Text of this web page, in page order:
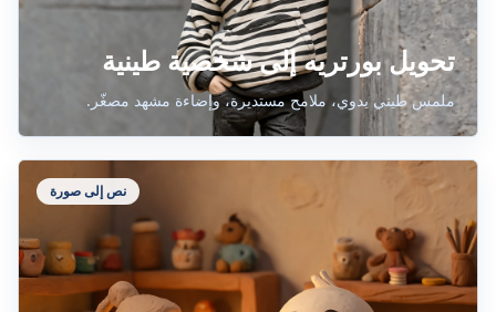
تحويل بورتريه إلى شخصية طينية
ملمس طيني يدوي، ملامح مستديرة، وإضاءة مشهد مصغّر.
نص إلى صورة